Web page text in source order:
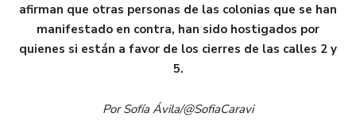
afirman que otras personas de las colonias que se han
manifestado en contra, han sido hostigados por
quienes si están a favor de los cierres de las calles 2 y
5.
Por Sofía Ávila/@SofiaCaravi